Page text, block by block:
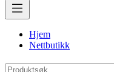
Hjem
Nettbutikk